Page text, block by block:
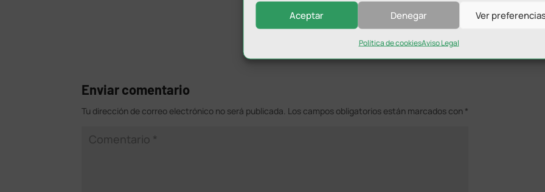
Aceptar Denegar Ver
Política de cookiesAviso Legal
Enviar comentario
Tu dirección de correo electrónico no será publicada. Los campos obligatorios están marcados con *